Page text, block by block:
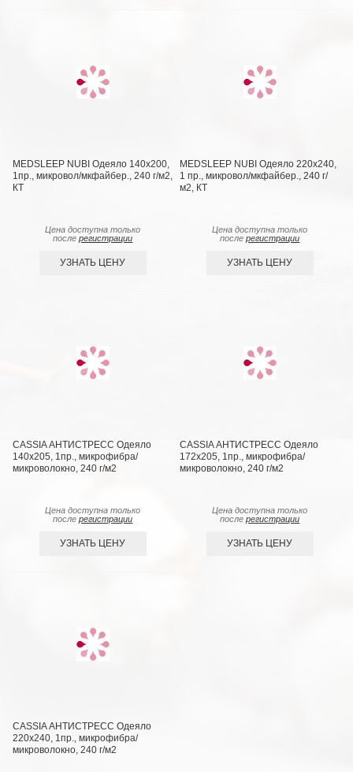
MEDSLEEP NUBI Одеяло 140х200,
1пр., микровол/мкфайбер., 240 г/м2,
КТ
Цена доступна только
послерегистрации
УЗНАТЬ ЦЕНУ
MEDSLEEP NUBI Одеяло 220х240,
1 пр., микровол/мкфайбер., 240 г/
м2, КТ
Цена доступна только
послерегистрации
УЗНАТЬ ЦЕНУ
CASSIA АНТИСТРЕСС Одеяло
140х205, 1пр., микрофибра/
микроволокно, 240 г/м2
Цена доступна только
послерегистрации
УЗНАТЬ ЦЕНУ
CASSIA АНТИСТРЕСС Одеяло
172х205, 1пр., микрофибра/
микроволокно, 240 г/м2
Цена доступна только
послерегистрации
УЗНАТЬ ЦЕНУ
CASSIA АНТИСТРЕСС Одеяло
220х240, 1пр., микрофибра/
микроволокно, 240 г/м2